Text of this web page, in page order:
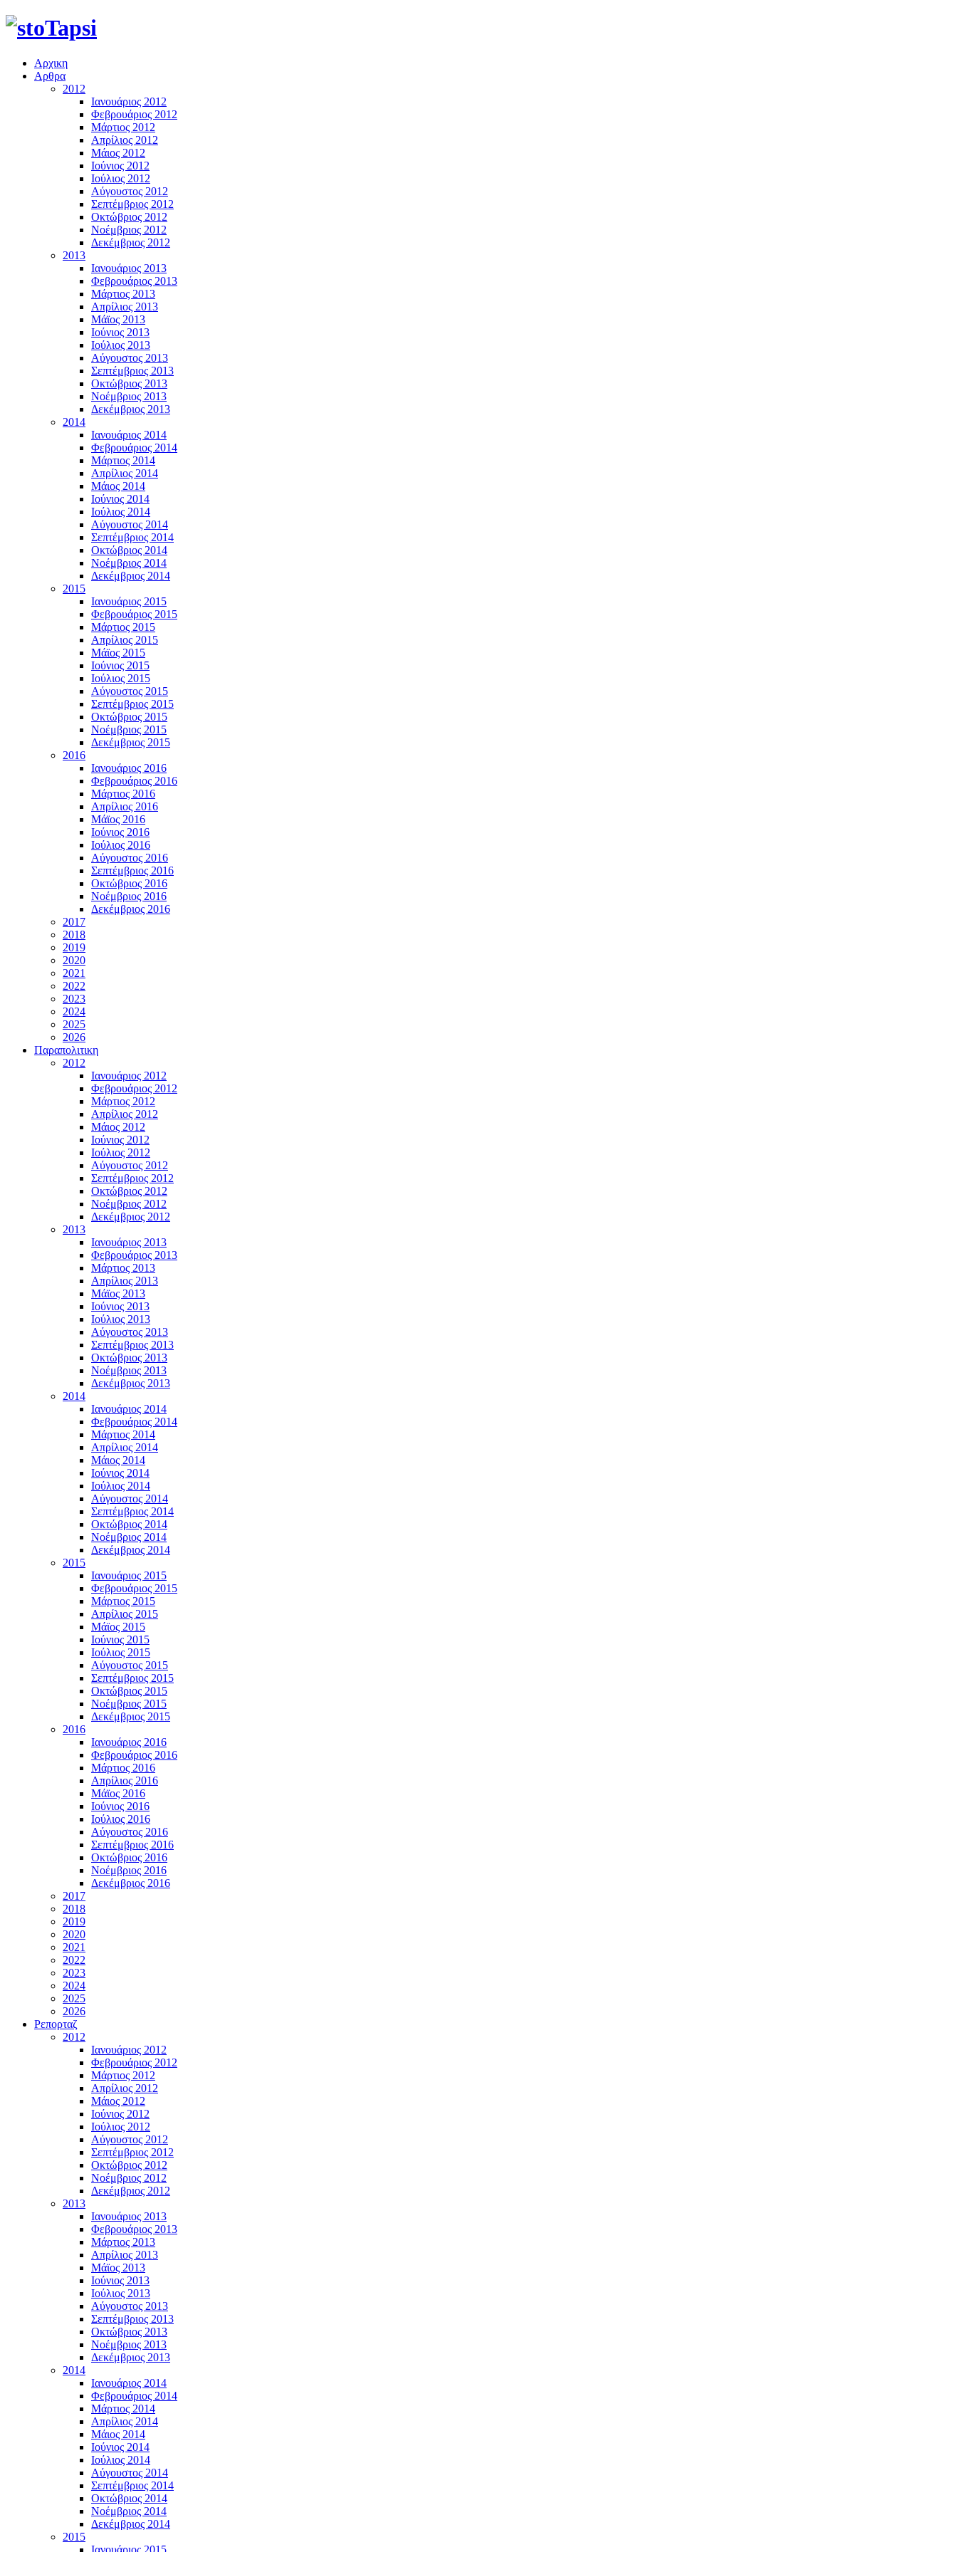
Αρχικη
Αρθρα
2012
Ιανουάριος 2012
Φεβρουάριος 2012
Μάρτιος 2012
Απρίλιος 2012
Μάιος 2012
Ιούνιος 2012
Ιούλιος 2012
Αύγουστος 2012
Σεπτέμβριος 2012
Οκτώβριος 2012
Νοέμβριος 2012
Δεκέμβριος 2012
2013
Ιανουάριος 2013
Φεβρουάριος 2013
Μάρτιος 2013
Απρίλιος 2013
Μάϊος 2013
Ιούνιος 2013
Ιούλιος 2013
Αύγουστος 2013
Σεπτέμβριος 2013
Οκτώβριος 2013
Νοέμβριος 2013
Δεκέμβριος 2013
2014
Ιανουάριος 2014
Φεβρουάριος 2014
Μάρτιος 2014
Απρίλιος 2014
Μάιος 2014
Ιούνιος 2014
Ιούλιος 2014
Αύγουστος 2014
Σεπτέμβριος 2014
Οκτώβριος 2014
Νοέμβριος 2014
Δεκέμβριος 2014
2015
Ιανουάριος 2015
Φεβρουάριος 2015
Μάρτιος 2015
Απρίλιος 2015
Μάϊος 2015
Ιούνιος 2015
Ιούλιος 2015
Αύγουστος 2015
Σεπτέμβριος 2015
Οκτώβριος 2015
Νοέμβριος 2015
Δεκέμβριος 2015
2016
Ιανουάριος 2016
Φεβρουάριος 2016
Μάρτιος 2016
Απρίλιος 2016
Μάϊος 2016
Ιούνιος 2016
Ιούλιος 2016
Αύγουστος 2016
Σεπτέμβριος 2016
Οκτώβριος 2016
Νοέμβριος 2016
Δεκέμβριος 2016
2017
2018
2019
2020
2021
2022
2023
2024
2025
2026
Παραπολιτικη
2012
Ιανουάριος 2012
Φεβρουάριος 2012
Μάρτιος 2012
Απρίλιος 2012
Μάιος 2012
Ιούνιος 2012
Ιούλιος 2012
Αύγουστος 2012
Σεπτέμβριος 2012
Οκτώβριος 2012
Νοέμβριος 2012
Δεκέμβριος 2012
2013
Ιανουάριος 2013
Φεβρουάριος 2013
Μάρτιος 2013
Απρίλιος 2013
Μάϊος 2013
Ιούνιος 2013
Ιούλιος 2013
Αύγουστος 2013
Σεπτέμβριος 2013
Οκτώβριος 2013
Νοέμβριος 2013
Δεκέμβριος 2013
2014
Ιανουάριος 2014
Φεβρουάριος 2014
Μάρτιος 2014
Απρίλιος 2014
Μάιος 2014
Ιούνιος 2014
Ιούλιος 2014
Αύγουστος 2014
Σεπτέμβριος 2014
Οκτώβριος 2014
Νοέμβριος 2014
Δεκέμβριος 2014
2015
Ιανουάριος 2015
Φεβρουάριος 2015
Μάρτιος 2015
Απρίλιος 2015
Μάϊος 2015
Ιούνιος 2015
Ιούλιος 2015
Αύγουστος 2015
Σεπτέμβριος 2015
Οκτώβριος 2015
Νοέμβριος 2015
Δεκέμβριος 2015
2016
Ιανουάριος 2016
Φεβρουάριος 2016
Μάρτιος 2016
Απρίλιος 2016
Μάϊος 2016
Ιούνιος 2016
Ιούλιος 2016
Αύγουστος 2016
Σεπτέμβριος 2016
Οκτώβριος 2016
Νοέμβριος 2016
Δεκέμβριος 2016
2017
2018
2019
2020
2021
2022
2023
2024
2025
2026
Ρεπορταζ
2012
Ιανουάριος 2012
Φεβρουάριος 2012
Μάρτιος 2012
Απρίλιος 2012
Μάιος 2012
Ιούνιος 2012
Ιούλιος 2012
Αύγουστος 2012
Σεπτέμβριος 2012
Οκτώβριος 2012
Νοέμβριος 2012
Δεκέμβριος 2012
2013
Ιανουάριος 2013
Φεβρουάριος 2013
Μάρτιος 2013
Απρίλιος 2013
Μάϊος 2013
Ιούνιος 2013
Ιούλιος 2013
Αύγουστος 2013
Σεπτέμβριος 2013
Οκτώβριος 2013
Νοέμβριος 2013
Δεκέμβριος 2013
2014
Ιανουάριος 2014
Φεβρουάριος 2014
Μάρτιος 2014
Απρίλιος 2014
Μάιος 2014
Ιούνιος 2014
Ιούλιος 2014
Αύγουστος 2014
Σεπτέμβριος 2014
Οκτώβριος 2014
Νοέμβριος 2014
Δεκέμβριος 2014
2015
Ιανουάριος 2015